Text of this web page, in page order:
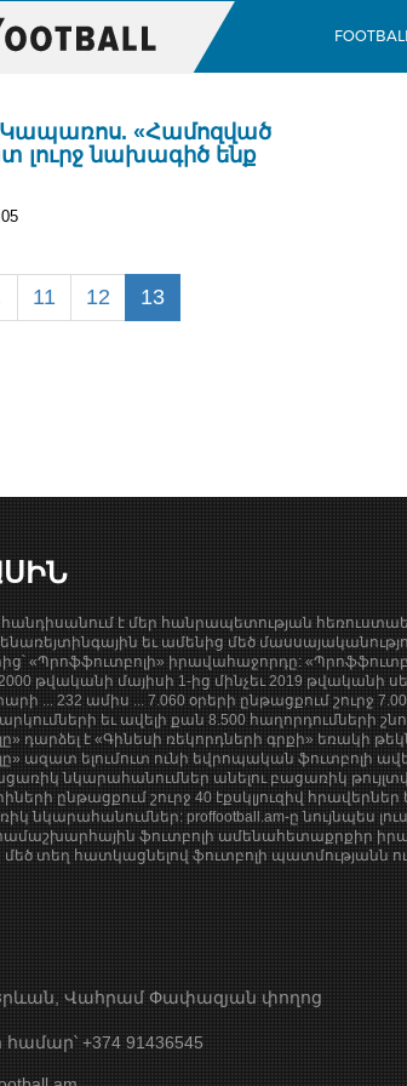
«Համոզված
լուրջ նախագիծ ենք
11 12 13
ը հանդիսանում է մեր հանրապետության
եւ ամենից մեծ
«Պրոֆֆուտբոլի» իրավահաջորդը:
թվականի մայիսի 1-ից մինչեւ 2019 թվականի
... 232 ամիս ... 7.060 օրերի ընթացքում շուրջ
եւ ավելի քան 8.500 հաղորդումների
դարձել է «Գինեսի ռեկորդների գրքի» եռակի
ազատ ելումուտ ունի եվրոպական ֆուտբոլի
նկարահանումներ անելու բացառիկ
ընթացքում շուրջ 40 էքսկլյուզիվ
նկարահանումներ: proffootball.am-ը նույնպես
ֆուտբոլի ամենահետաքրքիր
տեղ հատկացնելով ֆուտբոլի պատմությանն ու
Վահրամ Փափազյան փողոց
+374 91436545